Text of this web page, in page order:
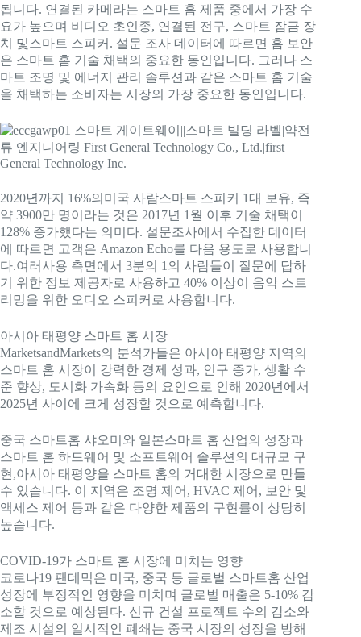
됩니다. 연결된 카메라는 스마트 홈 제품 중에서 가장 수
요가 높으며 비디오 초인종, 연결된 전구, 스마트 잠금 장
치 및스마트 스피커 . 설문 조사 데이터에 따르면 홈 보안
은 스마트 홈 기술 채택의 중요한 동인입니다. 그러나 스
마트 조명 및 에너지 관리 솔루션과 같은 스마트 홈 기술
을 채택하는 소비자는 시장의 가장 중요한 동인입니다.
2020년까지 16%의 미국 사람스마트 스피커 1대 보유, 즉
약 3900만 명이라는 것은 2017년 1월 이후 기술 채택이
128% 증가했다는 의미다. 설문조사에서 수집한 데이터
에 따르면 고객은 Amazon Echo를 다음 용도로 사용합니
다.여러 사용 측면에서 3분의 1의 사람들이 질문에 답하
기 위한 정보 제공자로 사용하고 40% 이상이 음악 스트
리밍을 위한 오디오 스피커로 사용합니다.
아시아 태평양 스마트 홈 시장
MarketsandMarkets의 분석가들은 아시아 태평양 지역의
스마트 홈 시장이 강력한 경제 성과, 인구 증가, 생활 수
준 향상, 도시화 가속화 등의 요인으로 인해 2020년에서
2025년 사이에 크게 성장할 것으로 예측합니다.
중국 스마트홈 샤오미와 일본스마트 홈 산업의 성장과
스마트 홈 하드웨어 및 소프트웨어 솔루션의 대규모 구
현,아시아 태평양을 스마트 홈의 거대한 시장으로 만들
수 있습니다. 이 지역은 조명 제어, HVAC 제어, 보안 및
액세스 제어 등과 같은 다양한 제품의 구현률이 상당히
높습니다.
COVID-19가 스마트 홈 시장에 미치는 영향
코로나19 팬데믹은 미국, 중국 등 글로벌 스마트홈 산업
성장에 부정적인 영향을 미치며 글로벌 매출은 5-10% 감
소할 것으로 예상된다. 신규 건설 프로젝트 수의 감소와
제조 시설의 일시적인 폐쇄는 중국 시장의 성장을 방해